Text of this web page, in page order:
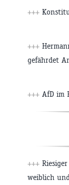
+++
+++
gefährdet
+++ AfD im
+++
weiblich